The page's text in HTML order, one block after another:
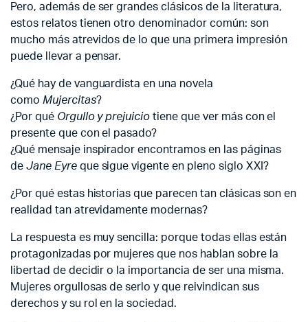
Pero, además de ser grandes clásicos de la literatura,
estos relatos tienen otro denominador común: son
mucho más atrevidos de lo que una primera impresión
puede llevar a pensar.
¿Qué hay de vanguardista en una novela
como Mujercitas?
¿Por qué Orgullo y prejuicio tiene que ver más con el
presente que con el pasado?
¿Qué mensaje inspirador encontramos en las páginas
de Jane Eyreque sigue vigente en pleno siglo XXI?
¿Por qué estas historias que parecen tan clásicas son en
realidad tan atrevidamente modernas?
La respuesta es muy sencilla: porque todas ellas están
protagonizadas por mujeres que nos hablan sobre la
libertad de decidir o la importancia de ser una misma.
Mujeres orgullosas de serlo y que reivindican sus
derechos y su rol en la sociedad.